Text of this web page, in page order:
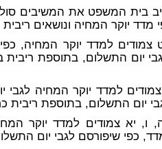
בית המשפט את המשיבים
יוקר המחיה ונושאים ריבית
יום התשלום, בתוספת ריבית
יום התשלום, בתוספת ריבית
ו, יא צמודים למדד יוקר